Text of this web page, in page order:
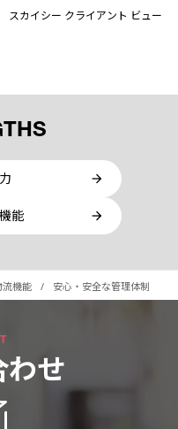
スカイシー クライアント ビュー
能
流機能 安心・安全な管理体制
わせ